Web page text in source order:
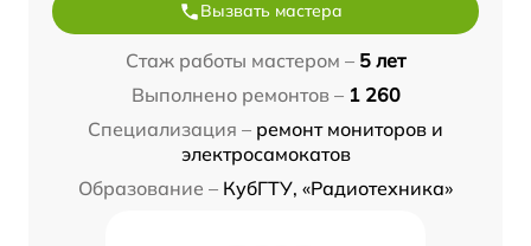
Вызвать мастера
Стаж работы мастером – 5 лет
Выполнено ремонтов – 1 260
Специализация – ремонт мониторов и
электросамокатов
Образование – КубГТУ, «Радиотехника»